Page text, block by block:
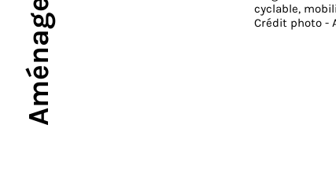
cyclable,
Crédit photo -